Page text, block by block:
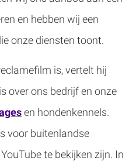
en hebben wij een
onze diensten toont.
is, vertelt hij
over ons bedrijf en onze
en hondenkennels.
voor buitenlandse
te bekijken zijn. In